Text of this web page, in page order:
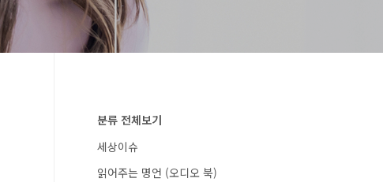
분류 전체보기
세상이슈
읽어주는 명언 (오디오 북)